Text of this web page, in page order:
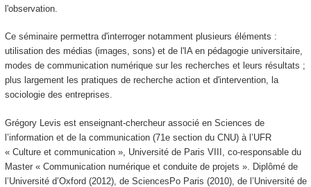
l'observation.
Ce séminaire permettra d'interroger notamment plusieurs éléments :
utilisation des médias (images, sons) et de l'IA en pédagogie universitaire,
modes de communication numérique sur les recherches et leurs résultats ;
plus largement les pratiques de recherche action et d'intervention, la
sociologie des entreprises.
Grégory Levis est enseignant-chercheur associé en Sciences de
l’information et de la communication (71e section du CNU) à l’UFR
« Culture et communication », Université de Paris VIII, co-responsable du
Master « Communication numérique et conduite de projets ». Diplômé de
l’Université d’Oxford (2012), de SciencesPo Paris (2010), de l’Université de